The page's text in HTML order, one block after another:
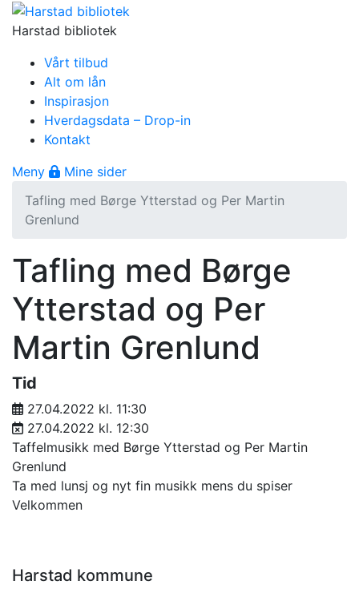
Gå til innhold
Harstad bibliotek
Vårt tilbud
Alt om lån
Inspirasjon
Hverdagsdata – Drop-in
Kontakt
Meny Åpne meny
Mine sider
Tafling med Børge Ytterstad og Per Martin
Grenlund
Tafling med Børge
Ytterstad og Per
Martin Grenlund
Tid
27.04.2022 kl. 11:30
27.04.2022 kl. 12:30
Taffelmusikk med Børge Ytterstad og Per Martin
Grenlund
Ta med lunsj og nyt fin musikk mens du spiser
Velkommen
Harstad kommune